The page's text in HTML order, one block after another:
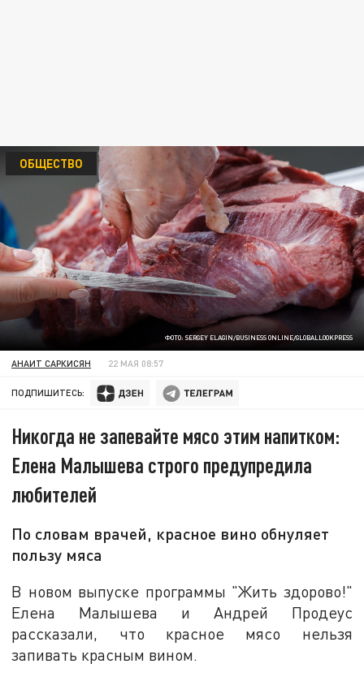
ФОТО: SERGEY ELAGIN/BUSINESS ONLINE/GLOBALLOOKPRESS
ОБЩЕСТВО
АНАИТ САРКИСЯН 22 МАЯ 08:57
ПОДПИШИТЕСЬ:
Никогда не запевайте мясо этим напитком:
Елена Малышева строго предупредила
любителей
По словам врачей, красное вино обнуляет
пользу мяса
В новом выпуске программы "Жить здорово!"
Елена Малышева и Андрей Продеус
рассказали, что красное мясо нельзя
запивать красным вином.